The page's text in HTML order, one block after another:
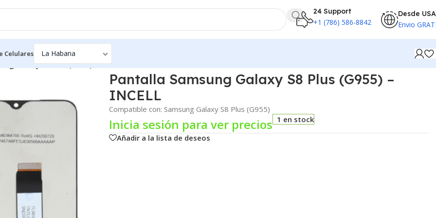
24 Support
+1 (786) 586-8842
Desde USA
Envio
Celulares
Galaxy S8 Plus (G955) – INCELL
Pantalla Samsung Galaxy S8 Plus (G955) –
INCELL
Compatible con: Samsung Galaxy S8 Plus (G955)
Inicia sesión para ver precios 1 en stock
Añadir a la lista de deseos